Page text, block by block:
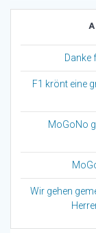
Danke
F1 krönt eine
MoGoNo
Wir gehen